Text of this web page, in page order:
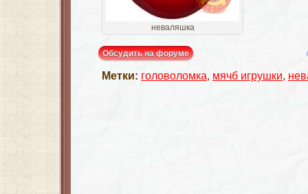
неваляшка
Обсудить на форуме
Метки: головоломка, мячб игрушки,